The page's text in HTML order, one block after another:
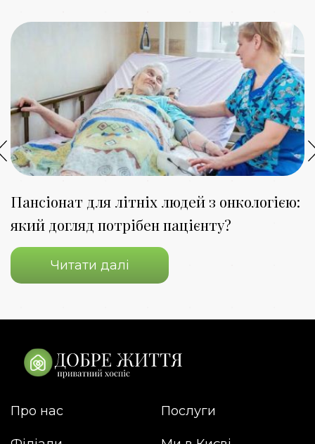
Пансіонат для літніх людей з онкологією:
який догляд потрібен пацієнту?
Читати далі
Про нас Послуги